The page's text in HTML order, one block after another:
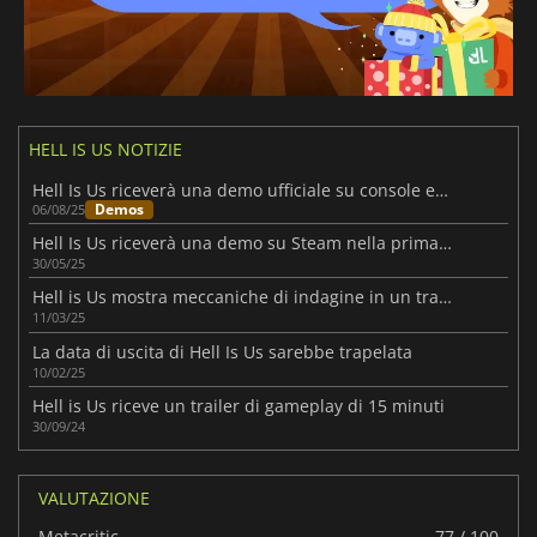
HELL IS US NOTIZIE
Hell Is Us riceverà una demo ufficiale su console e PC questo agosto
06/08/25 Demos
Hell Is Us riceverà una demo su Steam nella prima metà di giugno
30/05/25
Hell is Us mostra meccaniche di indagine in un trailer di gameplay
11/03/25
La data di uscita di Hell Is Us sarebbe trapelata
10/02/25
Hell is Us riceve un trailer di gameplay di 15 minuti
30/09/24
VALUTAZIONE